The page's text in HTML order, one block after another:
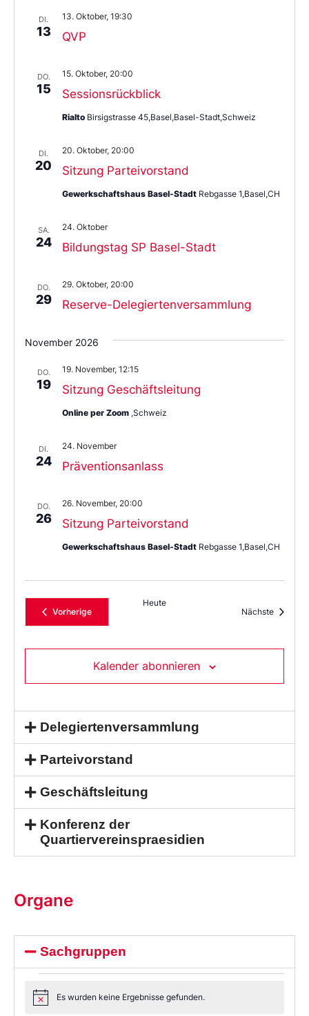
DI.
13 QVP
13. Oktober, 19:30
DO.
15 Sessionsrückblick
15. Oktober, 20:00
Rialto Birsigstrasse 45,Basel,Basel-Stadt,Schweiz
DI.
20 Sitzung Parteivorstand
20. Oktober, 20:00
Gewerkschaftshaus Basel-Stadt Rebgasse 1,Basel,CH
SA.
24 Bildungstag SP Basel-Stadt
24. Oktober
DO.
29 Reserve-Delegiertenversammlung
29. Oktober, 20:00
November 2026
DO.
19 Sitzung Geschäftsleitung
19. November, 12:15
Online per Zoom ,Schweiz
DI.
24 Präventionsanlass
24. November
DO.
26 Sitzung Parteivorstand
26. November, 20:00
Gewerkschaftshaus Basel-Stadt Rebgasse 1,Basel,CH
VorherigeVeranstaltungen
Heute
Nächste
Kalender abonnieren
Delegiertenversammlung
Parteivorstand
Geschäftsleitung
Konferenz der
Quartiervereinspraesidien
Organe
Sachgruppen
NoticeEs wurden keine Ergebnisse gefunden.